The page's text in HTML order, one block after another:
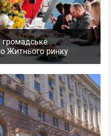
громадське
Житнього ринку